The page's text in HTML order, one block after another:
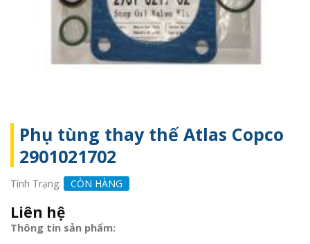
Phụ tùng thay thế Atlas Copco
2901021702
Tình Trạng: CÒN HÀNG
Liên hệ
Thông tin sản phẩm: